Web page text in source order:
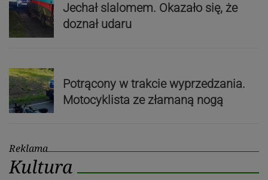
Jechał slalomem. Okazało się, że
doznał udaru
Potrącony w trakcie wyprzedzania.
Motocyklista ze złamaną nogą
Reklama
Kultura